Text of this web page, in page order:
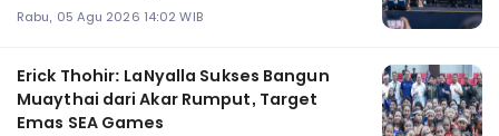
Rabu, 05 Agu 2026 14:02 WIB
Erick Thohir: LaNyalla Sukses Bangun
Muaythai dari Akar Rumput, Target
Emas SEA Games